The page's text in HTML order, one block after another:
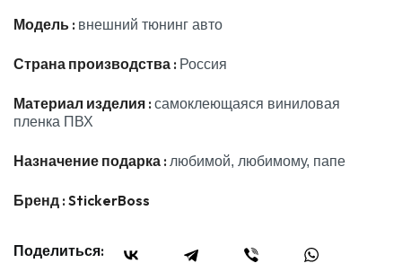
Модель : внешний тюнинг авто
Страна производства : Россия
Материал изделия :самоклеющаяся виниловая
пленка ПВХ
Назначение подарка : любимой, любимому, папе
Бренд :StickerBoss
Поделиться: